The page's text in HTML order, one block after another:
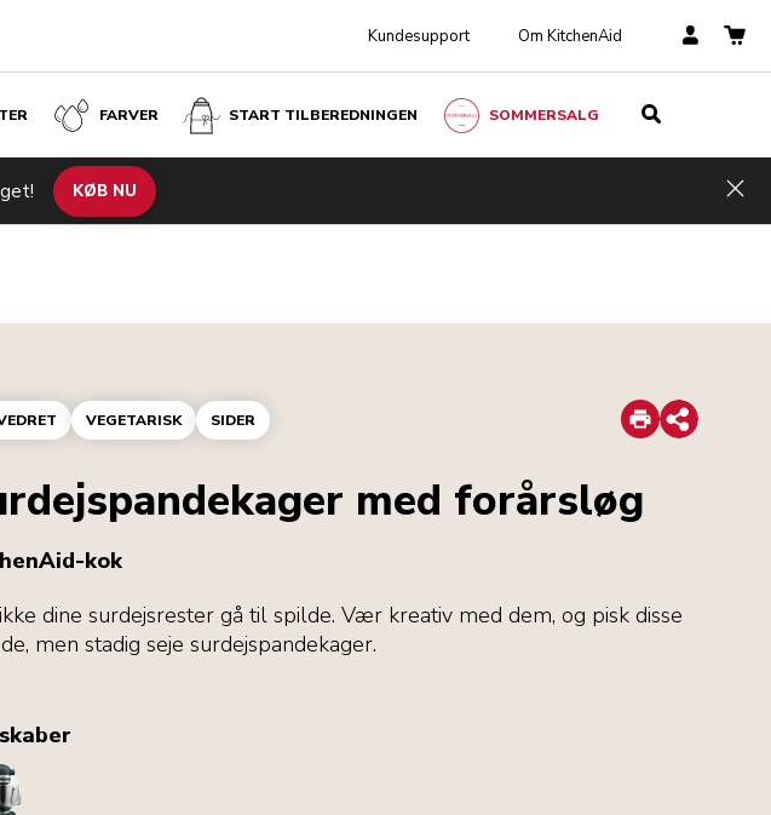
Kundesupport Om KitchenAid
FARVER START TILBEREDNINGEN SOMMERSALG
KØB NU
VEGETARISK SIDER Print
Share
med forårsløg
kok
dine surdejsrester gå til spilde. Vær kreativ med dem, og pisk disse
men stadig seje surdejspandekager.